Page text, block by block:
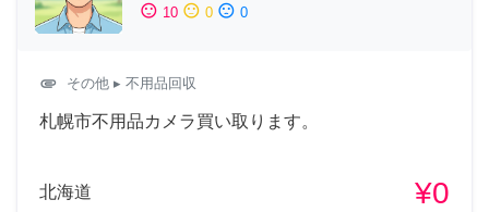
sentiment_satisfied 10 sentiment_neutral 0 sentiment_dissatisfied 0
attachment その他 ▸ 不用品回収
札幌市不用品カメラ買い取ります。
北海道 ¥0